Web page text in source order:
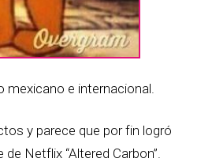
mexicano e internacional.
y parece que por fin logró
de Netflix “Altered Carbon”.